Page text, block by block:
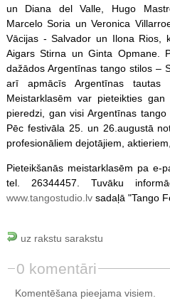
un Diana del Valle, Hugo
Marcelo Soria un Veronica
Vācijas - Salvador un Ilona Rios,
Aigars Stirna un Ginta Opmane.
dažādos Argentīnas tango stilos –
arī apmācīs Argentīnas tautas
Meistarklasēm var pieteikties
pieredzi, gan visi Argentīnas
Pēc festivāla 25. un 26.augustā
profesionāliem dejotājiem,
Pieteikšanās meistarklasēm pa e-
tel. 26344457. Tuvāku
www.tangostudio.lvsadaļā "Tango
uz rakstu sarakstu
0 komentāri
Komentēšana pieejama visiem.